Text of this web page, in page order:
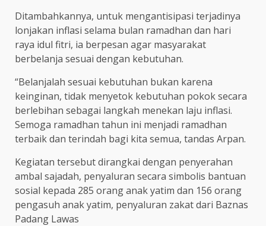
Ditambahkannya, untuk mengantisipasi terjadinya
lonjakan inflasi selama bulan ramadhan dan hari
raya idul fitri, ia berpesan agar masyarakat
berbelanja sesuai dengan kebutuhan.
“Belanjalah sesuai kebutuhan bukan karena
keinginan, tidak menyetok kebutuhan pokok secara
berlebihan sebagai langkah menekan laju inflasi.
Semoga ramadhan tahun ini menjadi ramadhan
terbaik dan terindah bagi kita semua, tandas Arpan.
Kegiatan tersebut dirangkai dengan penyerahan
ambal sajadah, penyaluran secara simbolis bantuan
sosial kepada 285 orang anak yatim dan 156 orang
pengasuh anak yatim, penyaluran zakat dari Baznas
Padang Lawas